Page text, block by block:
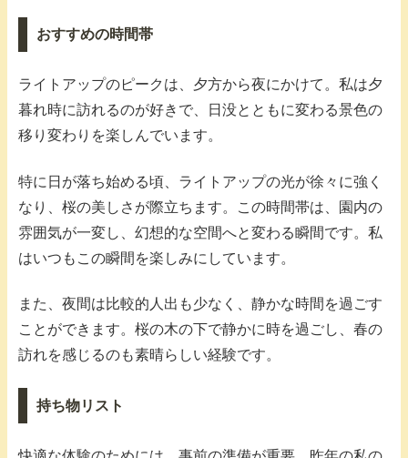
おすすめの時間帯
ライトアップのピークは、夕方から夜にかけて。私は夕
暮れ時に訪れるのが好きで、日没とともに変わる景色の
移り変わりを楽しんでいます。
特に日が落ち始める頃、ライトアップの光が徐々に強く
なり、桜の美しさが際立ちます。この時間帯は、園内の
雰囲気が一変し、幻想的な空間へと変わる瞬間です。私
はいつもこの瞬間を楽しみにしています。
また、夜間は比較的人出も少なく、静かな時間を過ごす
ことができます。桜の木の下で静かに時を過ごし、春の
訪れを感じるのも素晴らしい経験です。
持ち物リスト